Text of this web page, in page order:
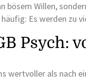
Willen,
Es werden zu
Psych:
wertvoller als nach